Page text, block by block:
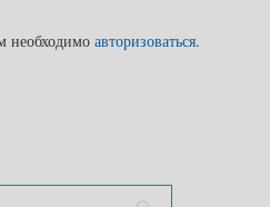
необходимо авторизоваться.